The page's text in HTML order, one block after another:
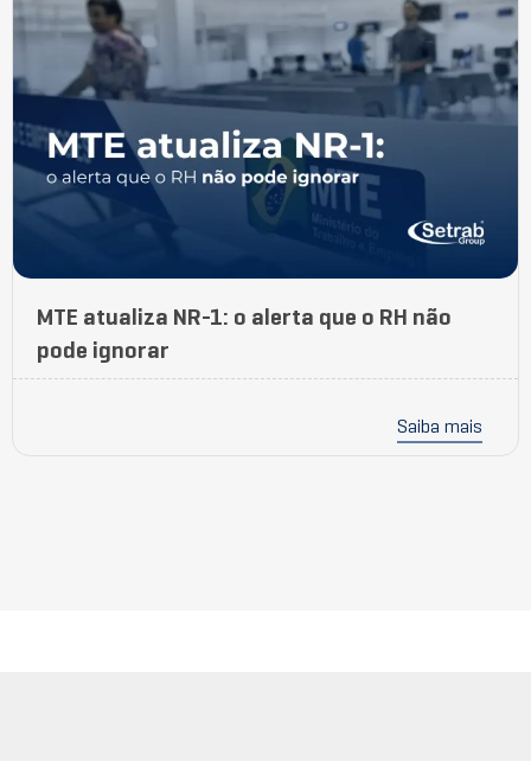
MTE atualiza NR-1: o alerta que o RH não
pode ignorar
Saiba mais